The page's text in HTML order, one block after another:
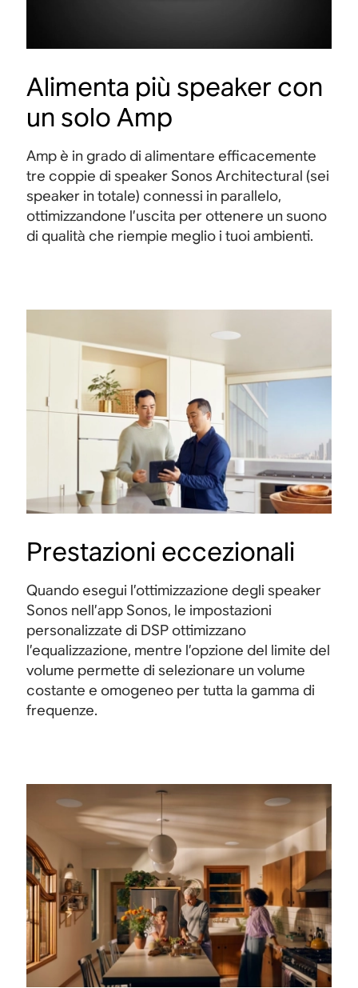
Alimenta più speaker con
un solo Amp
Amp è in grado di alimentare efficacemente
tre coppie di speaker Sonos Architectural (sei
speaker in totale) connessi in parallelo,
ottimizzandone l’uscita per ottenere un suono
di qualità che riempie meglio i tuoi ambienti.
Prestazioni eccezionali
Quando esegui l’ottimizzazione degli speaker
Sonos nell’app Sonos, le impostazioni
personalizzate di DSP ottimizzano
l’equalizzazione, mentre l’opzione del limite del
volume permette di selezionare un volume
costante e omogeneo per tutta la gamma di
frequenze.